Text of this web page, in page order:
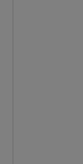
示内容和互动体验设计